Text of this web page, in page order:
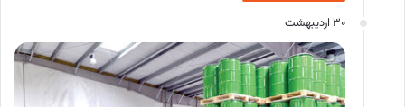
30 اردیبهشت